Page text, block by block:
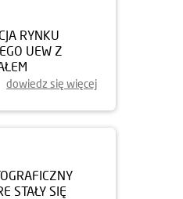
RYNKU
UEW Z
dowiedz się więcej
STAŁY SIĘ